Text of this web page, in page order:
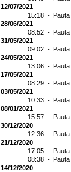
12/07/2021
15:18 -
28/06/2021
08:52 -
31/05/2021
09:02 -
24/05/2021
13:06 -
17/05/2021
08:29 -
03/05/2021
10:33 -
08/01/2021
15:57 -
30/12/2020
12:36 -
21/12/2020
17:05 -
08:38 -
14/12/2020